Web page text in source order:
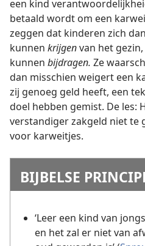
een kind
betaald wordt om een
zeggen dat kinderen zich
kunnen krijgenvan het
kunnen bijdragen. Ze
dan misschien weigert een
zij genoeg geld heeft, een
doel hebben gemist. De les:
verstandiger zakgeld niet te
voor karweitjes.
BIJBELSE
‘Leer een kind van
en het zal er niet van